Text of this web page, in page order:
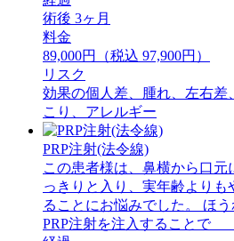
術後 3ヶ月
料金
89,000円（税込 97,900円）
リスク
効果の個人差、腫れ、左右差
こり、アレルギー
PRP注射(法令線)
この患者様は、鼻横から口元
っきりと入り、実年齢より
ることにお悩みでした。 ほ
PRP注射を注入することで